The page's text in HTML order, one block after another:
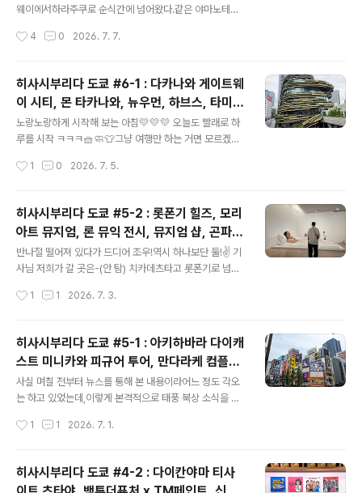
접 운영하는이동식 매장인데 실제로 처음 봤다 ㅎㅎ이 차
요시노야'라 부르기 때문인데,🧐🧐🧐95년 대지진 당시이
키야키, 미드타운 히비야 이자카야 이까쿠, 네
이버후드, 임페리얼 호텔 랑데부 라운지, 태풍
웨이에서하라주쿠로 순식간에 넘어왔다.같은 야마노테센
니에서 바로 우산부터 샀음.아! 결국 샀네 샀어 ㅋㅋㅋㅋ(시
억하고 있겠지?) 우중충했지만다케시타도리는 인산인해!
일본도 경기가 어렵긴 한가 봐.가챠샵이 정말 많이 보인다.
우리나라도 가챠샵이 엄청 많아졌는데... 그래도 일본은팬
덤이 강한 콘텐츠가 많으니여전히 보고 싶고 사고 싶은 게
많은 것 같다!이렇게 큰 산리오 하라주쿠점도 있고!⚞🎀・
어서 온건 아니고,매장이 엄청 커서 궁금하기도 했고,조카
4 0 2026. 7. 7.
히사시부리다 도쿄 #6-1 : 다카나와 게이트웨
이 시티, 몬 타카나와, 뉴우먼, 하브스, 타미야
프라모델 팩토리, 포터 클래식, 빔즈 컬처 아
트, 타카마루 센교텐
노랑노랑하게 시작해 보는 아침💛💛💛 오늘도 빨래로 하
루를 시작 ㅋㅋㅋ🧺🧼👕그냥 여행만 하는 거면 모르겠는
코인 란도리에 가는 길 중간에이렇게 직장인들을 위해벤또
텐이라는해산물 전문 이자카야 겸 식당으로,도요스 시장에
서 생선을 매입하는 수산회사타카마루가 직접 운영하는 곳
이었다.🦈🐟🐠🐡🎣 당연히 사시미 메뉴가 유명한데,여기
가 신바시역 부근이다 보니직장인들의 점심시간을 겨냥해
더라고.🤓☝️실제로 나중에 다시 와서 보니까저 많은 게 거
1 0 2026. 7. 5.
히사시부리다 도쿄 #5-2 : 롯폰기 힐즈, 모리
아트 뮤지엄, 론 뮤익 전시, 뮤지엄 샵, 곤파치
니시아자부, 캐피탈, 빔즈, 유나이티드 애로우
즈
반나절 떨어져 있다가 드디어 조우!역시 하나보단 둘!✌️ 기
사님 저희가 갈 곳은-(안 탐) 치카데츠타고 롯폰기로 넘어
뒤로정말 좋아하게 된 카스테라 브랜드야 ㅎㅎ🍞🍞🍞 롯
에 빔즈가 보여서잠깐 빔즈 구경의 시간을 갖겠습니다? 저
기 가운데 컵들도 다 파는 건가?저건 전시용이겠지?🥤🥛
⛾𐃯☕𖠚🍷☕︎🧋 근데 여기 빔즈는 방향성이너무 점잖은 쪽
으로만 잡혀있어서바로 유나이티드 애로우즈로 넘어왔다.
여긴 또 다른 UA와 다르게캐주얼 쪽으로 포지션을 잡은
_+ 유나이티드 애로우즈에서는크롬하츠를 취급하기 때문
1 1 2026. 7. 3.
히사시부리다 도쿄 #5-1 : 아키하바라 다이캐
스트 미니카와 피규어 투어, 만다라케 컴플렉
스, 탐탐 하비샵, 스루가야 하비관, 갤러리 타
나카, 타마시 네이션
사실 며칠 전부터 뉴스를 통해 본 내용이라어느 정도 각오
는 하고 있었는데,이렇게 본격적으로 태풍 북상 소식을 접
지 마라!🌊🌪️⛈️ 오늘 아침 운동은 호텔 피트니스에서-지
목표 중'매일 아침 동반자와 운동 가기'가 있었는데나름 잘
지키고 있는 것 같아 혼자 뿌듯함 ㅋ🏋🏽🔥💪🏼🎧 운동할
1 1 2026. 7. 1.
히사시부리다 도쿄 #4-2 : 다이칸야마 티사